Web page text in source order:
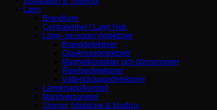
Larm
Brandlarm
Centralenhet / Larm Hub
Larm- sensorer/ detektorer
Branddetektorer
Glaskrossdetektorer
Magnetkontakter och dörrsensorer
Rörelsedetektorer
Vattenläckagedetektorer
Larmknapp/kontroll
Manöverpaneler
Sirener, högtalare & blixtljus